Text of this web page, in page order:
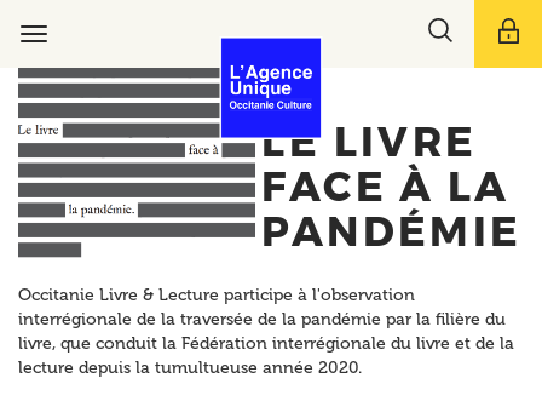
principal
navigation
Toggle
LE LIVRE
FACE À LA
PANDÉMIE
Occitanie Livre & Lecture participe à l'observation
interrégionale de la traversée de la pandémie par la filière du
livre, que conduit la Fédération interrégionale du livre et de la
lecture depuis la tumultueuse année 2020.